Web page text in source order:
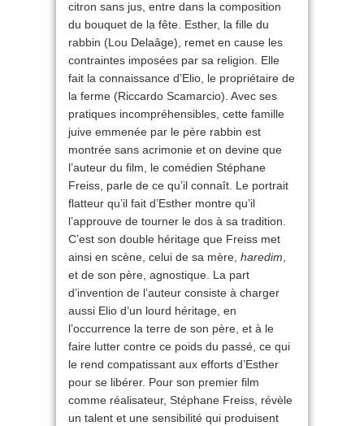
citron sans jus, entre dans la composition
du bouquet de la fête. Esther, la fille du
rabbin (Lou Delaâge), remet en cause les
contraintes imposées par sa religion. Elle
fait la connaissance d’Elio, le propriétaire de
la ferme (Riccardo Scamarcio). Avec ses
pratiques incompréhensibles, cette famille
juive emmenée par le père rabbin est
montrée sans acrimonie et on devine que
l’auteur du film, le comédien Stéphane
Freiss, parle de ce qu’il connaît. Le portrait
flatteur qu’il fait d’Esther montre qu’il
l’approuve de tourner le dos à sa tradition.
C’est son double héritage que Freiss met
ainsi en scène, celui de sa mère, haredim
et de son père, agnostique. La part
d’invention de l’auteur consiste à charger
aussi Elio d’un lourd héritage, en
l’occurrence la terre de son père, et à le
faire lutter contre ce poids du passé, ce qui
le rend compatissant aux efforts d’Esther
pour se libérer. Pour son premier film
comme réalisateur, Stéphane Freiss, révèle
un talent et une sensibilité qui produisent